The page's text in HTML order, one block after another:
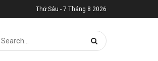
Thứ Sáu - 7 Tháng 8 2026